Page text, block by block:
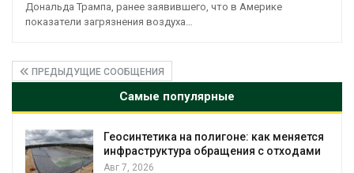
Дональда Трампа, ранее заявившего, что в Америке
показатели загрязнения воздуха…
ПРЕДЫДУЩИЕ СООБЩЕНИЯ
Самые популярные
Минприроды потребовало ускорить
строительство мусорных объектов и
уборку контейнерных площадок